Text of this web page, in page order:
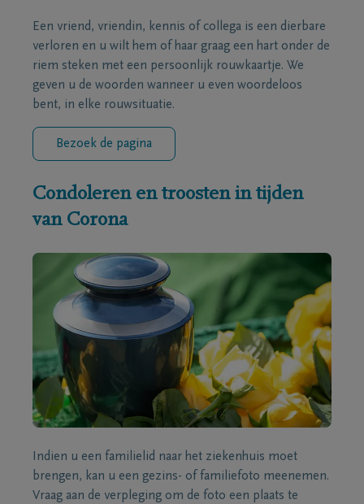
Een vriend, vriendin, kennis of collega is een dierbare
verloren en u wilt hem of haar graag een hart onder de
riem steken met een persoonlijk rouwkaartje. We
geven u de woorden wanneer u even woordeloos
bent, in elke rouwsituatie.
Bezoek de pagina
Condoleren en troosten in tijden
van Corona
Indien u een familielid naar het ziekenhuis moet
brengen, kan u een gezins- of familiefoto meenemen.
Vraag aan de verpleging om de foto een plaats te